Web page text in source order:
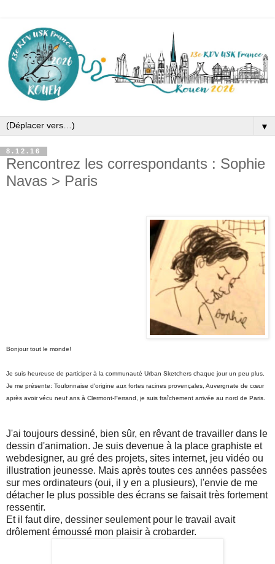
▼
8.12.16
Rencontrez les correspondants : Sophie
Navas > Paris
Bonjour tout le monde!
Je suis heureuse de participer à la communauté Urban Sketchers chaque jour un peu plus.
Je me présente: Toulonnaise d'origine aux fortes racines provençales, Auvergnate de cœur
après avoir vécu neuf ans à Clermont-Ferrand, je suis fraîchement arrivée au nord de Paris.
J'ai toujours dessiné, bien sûr, en rêvant de travailler dans le
dessin d'animation. Je suis devenue à la place graphiste et
webdesigner, au gré des projets, sites internet, jeu vidéo ou
illustration jeunesse. Mais après toutes ces années passées
sur mes ordinateurs (oui, il y en a plusieurs), l'envie de me
détacher le plus possible des écrans se faisait très fortement
ressentir.
Et il faut dire, dessiner seulement pour le travail avait
drôlement émoussé mon plaisir à crobarder.